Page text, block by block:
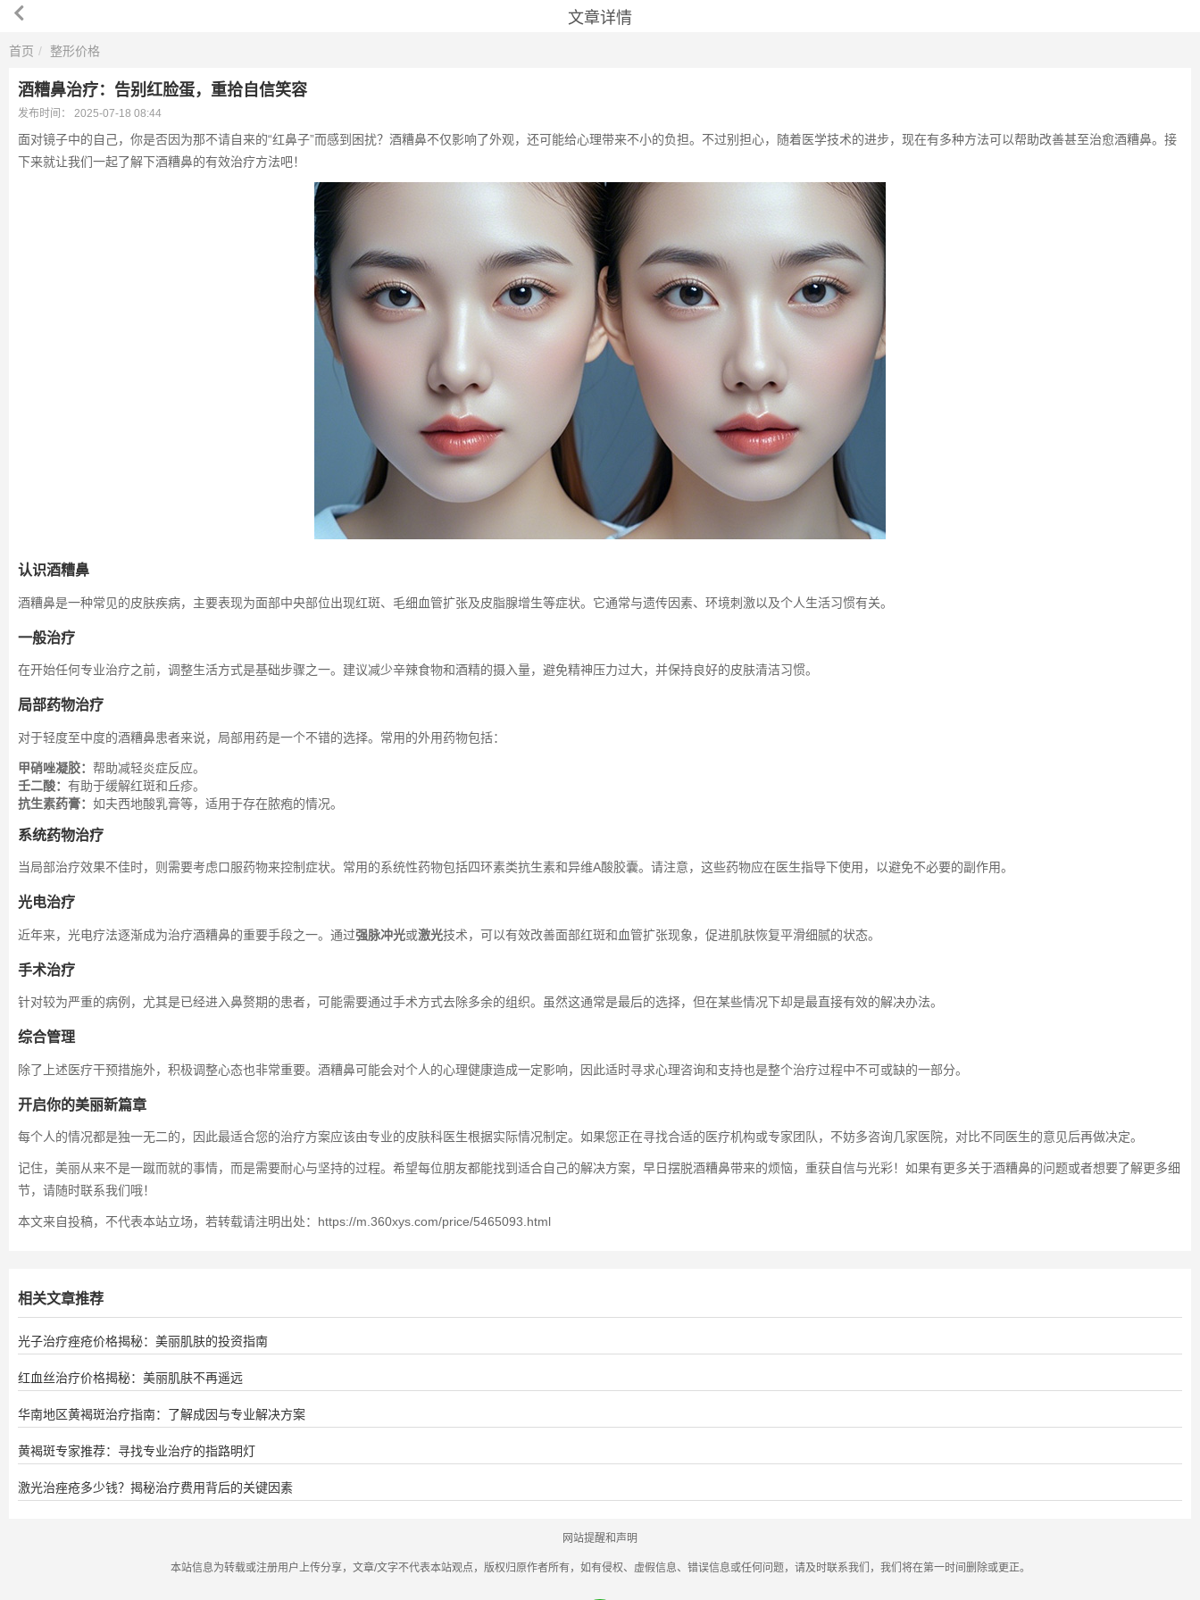
文章详情
首页 整形价格
酒糟鼻治疗：告别红脸蛋，重拾自信笑容
发布时间： 2025-07-18 08:44
面对镜子中的自己，你是否因为那不请自来的“红鼻子”而感到困扰？酒糟鼻不仅影响了外观，还可能给心理带来不小的负担。不过别担心，随着医学技术的进步，现在有多种方法可以帮助改善甚至治愈酒糟鼻。接
下来就让我们一起了解下酒糟鼻的有效治疗方法吧！
认识酒糟鼻
酒糟鼻是一种常见的皮肤疾病，主要表现为面部中央部位出现红斑、毛细血管扩张及皮脂腺增生等症状。它通常与遗传因素、环境刺激以及个人生活习惯有关。
一般治疗
在开始任何专业治疗之前，调整生活方式是基础步骤之一。建议减少辛辣食物和酒精的摄入量，避免精神压力过大，并保持良好的皮肤清洁习惯。
局部药物治疗
对于轻度至中度的酒糟鼻患者来说，局部用药是一个不错的选择。常用的外用药物包括：
甲硝唑凝胶： 帮助减轻炎症反应。
壬二酸： 有助于缓解红斑和丘疹。
抗生素药膏： 如夫西地酸乳膏等，适用于存在脓疱的情况。
系统药物治疗
当局部治疗效果不佳时，则需要考虑口服药物来控制症状。常用的系统性药物包括四环素类抗生素和异维A酸胶囊。请注意，这些药物应在医生指导下使用，以避免不必要的副作用。
光电治疗
近年来，光电疗法逐渐成为治疗酒糟鼻的重要手段之一。通过强脉冲光或激光技术，可以有效改善面部红斑和血管扩张现象，促进肌肤恢复平滑细腻的状态。
手术治疗
针对较为严重的病例，尤其是已经进入鼻赘期的患者，可能需要通过手术方式去除多余的组织。虽然这通常是最后的选择，但在某些情况下却是最直接有效的解决办法。
综合管理
除了上述医疗干预措施外，积极调整心态也非常重要。酒糟鼻可能会对个人的心理健康造成一定影响，因此适时寻求心理咨询和支持也是整个治疗过程中不可或缺的一部分。
开启你的美丽新篇章
每个人的情况都是独一无二的，因此最适合您的治疗方案应该由专业的皮肤科医生根据实际情况制定。如果您正在寻找合适的医疗机构或专家团队，不妨多咨询几家医院，对比不同医生的意见后再做决定。
记住，美丽从来不是一蹴而就的事情，而是需要耐心与坚持的过程。希望每位朋友都能找到适合自己的解决方案，早日摆脱酒糟鼻带来的烦恼，重获自信与光彩！如果有更多关于酒糟鼻的问题或者想要了解更多细
节，请随时联系我们哦！
本文来自投稿，不代表本站立场，若转载请注明出处：https://m.360xys.com/price/5465093.html
相关文章推荐
光子治疗痤疮价格揭秘：美丽肌肤的投资指南
红血丝治疗价格揭秘：美丽肌肤不再遥远
华南地区黄褐斑治疗指南：了解成因与专业解决方案
黄褐斑专家推荐：寻找专业治疗的指路明灯
激光治痤疮多少钱？揭秘治疗费用背后的关键因素
网站提醒和声明
本站信息为转载或注册用户上传分享，文章/文字不代表本站观点，版权归原作者所有，如有侵权、虚假信息、错误信息或任何问题，请及时联系我们，我们将在第一时间删除或更正。